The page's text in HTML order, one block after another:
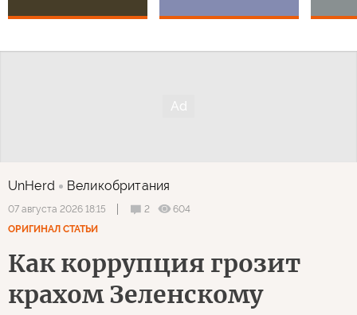
UnHerd Великобритания
07 августа 2026 18:15 2
604
ОРИГИНАЛ СТАТЬИ
Как коррупция грозит
крахом Зеленскому